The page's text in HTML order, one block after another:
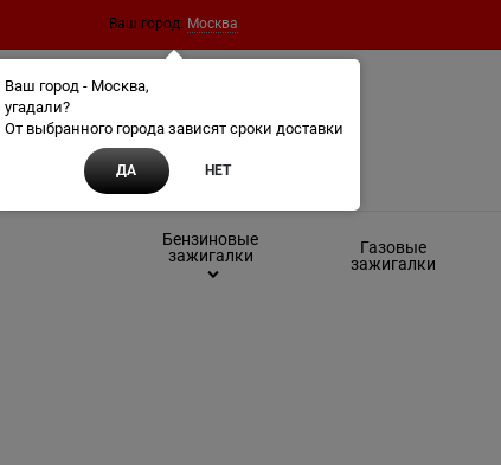
Ваш город: Москва
Бензиновые
зажигалки
Газовые
зажигалки
Ваш город - Москва,
угадали?
От выбранного города зависят сроки доставки
ДА НЕТ